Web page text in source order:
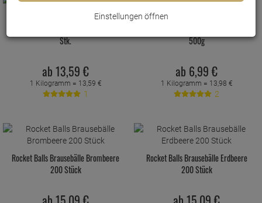
Stk.
ab 13,59 €
1 Kilogramm = 13,59 €
1
500g
ab 6,99 €
1 Kilogramm = 13,98 €
2
Rocket Balls Brausebälle Brombeere
200 Stück
Rocket Balls Brausebälle Erdbeere
200 Stück
Einstellungen öffnen